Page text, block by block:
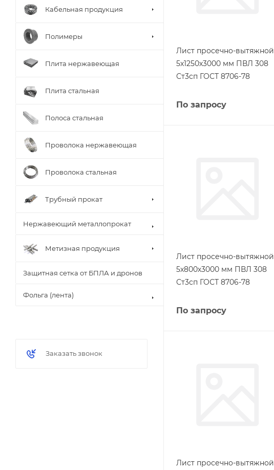
Лист просечно-вытяжной
5х1250х3000 мм ПВЛ 308
Ст3сп ГОСТ 8706-78
По запросу
Лист просечно-вытяжной
5х800х3000 мм ПВЛ 308
Ст3сп ГОСТ 8706-78
По запросу
Лист просечно-вытяжной
Кабельная продукция
Полимеры
Плита нержавеющая
Плита стальная
Полоса стальная
Проволока нержавеющая
Проволока стальная
Трубный прокат
Нержавеющий металлопрокат
Метизная продукция
Защитная сетка от БПЛА и дронов
Фольга (лента)
Заказать звонок